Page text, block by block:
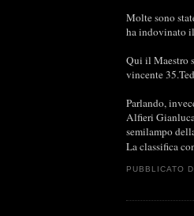
Molte sono
ha indovinato
Qui il Maestro
vincente
Parlando,
Alfieri
semilampo
La classifica
PUBBLICATO